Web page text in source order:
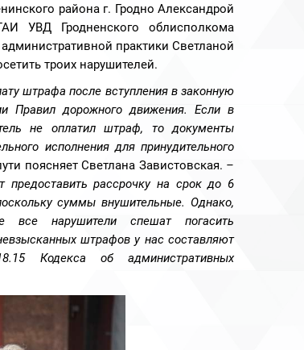
района г. Гродно Александрой
УВД Гродненского облисполкома
практики Светланой
троих нарушителей.
штрафа после вступления в законную
Правил дорожного движения. Если в
не оплатил штраф, то документы
исполнения для принудительного
поясняет Светлана Завистовская. –
рассрочку на срок до 6
суммы внушительные. Однако,
нарушители спешат погасить
штрафов у нас составляют
Кодекса об административных